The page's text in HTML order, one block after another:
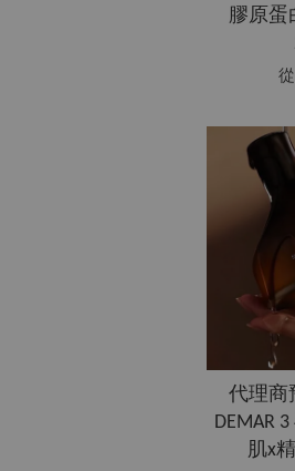
膠原蛋
從
代理
DEMAR
肌x